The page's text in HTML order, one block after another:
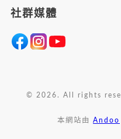
社群媒體
© 2026. All rights
本網站由 Andoo